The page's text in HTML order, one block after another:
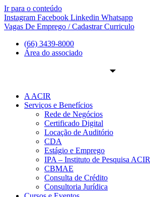
Ir para o conteúdo
Instagram Facebook Linkedin Whatsapp
Vagas De Emprego / Cadastrar Curriculo
(66) 3439-8000
Área do associado
A ACIR
Serviços e Benefícios
Rede de Negócios
Certificado Digital
Locação de Auditório
CDA
Estágio e Emprego
IPA – Instituto de Pesquisa ACIR
CBMAE
Consulta de Crédito
Consultoria Jurídica